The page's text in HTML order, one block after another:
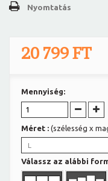
Nyomtatás
20 799 FT
Mennyiség:
Méret : (szélesség x
L
Válassz az alábbi